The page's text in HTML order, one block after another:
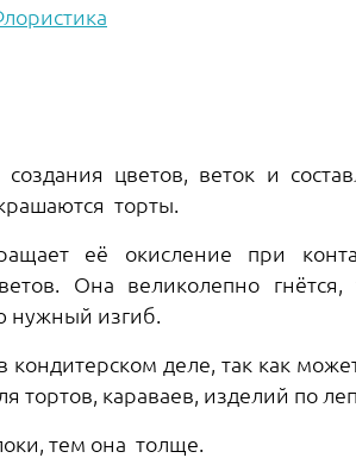
цветов, веток и
торты.
её окисление при
Она великолепно гнётся,
нужный изгиб.
деле, так как
караваев, изделий по
тем она толще.